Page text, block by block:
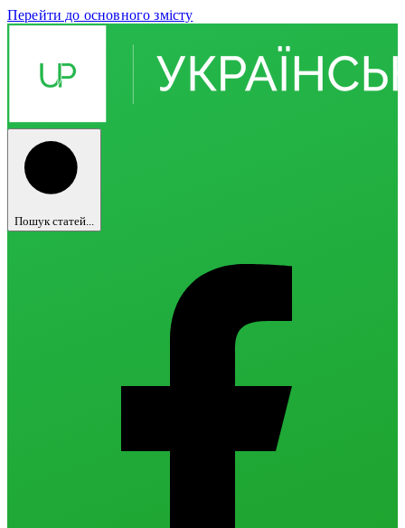
Перейти до основного змісту
Пошук статей...